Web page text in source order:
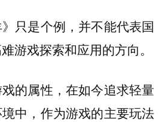
只是个例，并不能代表国
游戏探索和应用的方向。
的属性，在如今追求轻量
中，作为游戏的主要玩法